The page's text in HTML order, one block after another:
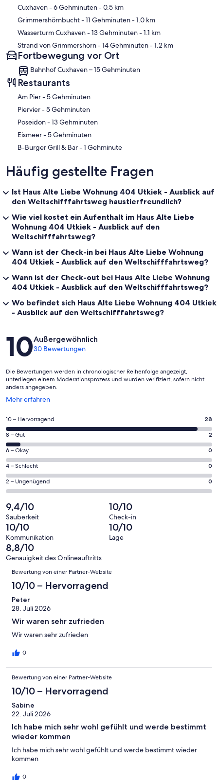
Cuxhaven- 6 Gehminuten- 0.5 km
Grimmershörnbucht- 11 Gehminuten- 1.0 km
Wasserturm Cuxhaven- 13 Gehminuten- 1.1 km
Strand von Grimmershörn- 14 Gehminuten- 1.2 km
Fortbewegung vor Ort
Bahnhof Cuxhaven – 15 Gehminuten
Restaurants
‪Am Pier - ‬5 Gehminuten
‪Piervier - ‬5 Gehminuten
‪Poseidon - ‬13 Gehminuten
‪Eismeer - ‬5 Gehminuten
‪B-Burger Grill & Bar - ‬1 Gehminute
Häufig gestellte Fragen
Ist Haus Alte Liebe Wohnung 404 Utkiek - Ausblick auf
den Weltschifffahrtsweg haustierfreundlich?
Wie viel kostet ein Aufenthalt im Haus Alte Liebe
Wohnung 404 Utkiek - Ausblick auf den
Weltschifffahrtsweg?
Wann ist der Check-in bei Haus Alte Liebe Wohnung
404 Utkiek - Ausblick auf den Weltschifffahrtsweg?
Wann ist der Check-out bei Haus Alte Liebe Wohnung
404 Utkiek - Ausblick auf den Weltschifffahrtsweg?
Wo befindet sich Haus Alte Liebe Wohnung 404 Utkiek
- Ausblick auf den Weltschifffahrtsweg?
Bewertungen
10Außergewöhnlich
30 Bewertungen
Die Bewertungen werden in chronologischer Reihenfolge angezeigt,
unterliegen einem Moderationsprozess und wurden verifiziert, sofern nicht
anders angegeben.
Mehr erfahren
Wird
einem
neuen
Fenster
geöffnet
28
von
insgesamt
30
Gästebewertungen
haben
eine
Bewertung
von
10
-
Hervorragend
10 – Hervorragend 28
2
von
insgesamt
30
Gästebewertungen
haben
Bewertung
von
8
-
Gut
8 – Gut 2
0
von
insgesamt
30
Gästebewertungen
haben
eine
Bewertung
von
6
-
Okay
6 – Okay 0
0
von
insgesamt
Gästebewertungen
haben
eine
Bewertung
von
4
4 – Schlecht 0
0
von
insgesamt
30
Gästebewertungen
haben
eine
Bewertung
2 – Ungenügend 0
9,4/10
Sauberkeit
10/10
Check-in
10/10
Kommunikation
10/10
Lage
8,8/10
Genauigkeit des Onlineauftritts
Bewertungen
Bewertung von einer Partner-Website
10/10 – Hervorragend
Peter
28. Juli 2026
Wir waren sehr zufrieden
Wir waren sehr zufrieden
0
Bewertung von einer Partner-Website
10/10 – Hervorragend
Sabine
22. Juli 2026
Ich habe mich sehr wohl gefühlt und werde bestimmt
wieder kommen
Ich habe mich sehr wohl gefühlt und werde bestimmt wieder
kommen
0